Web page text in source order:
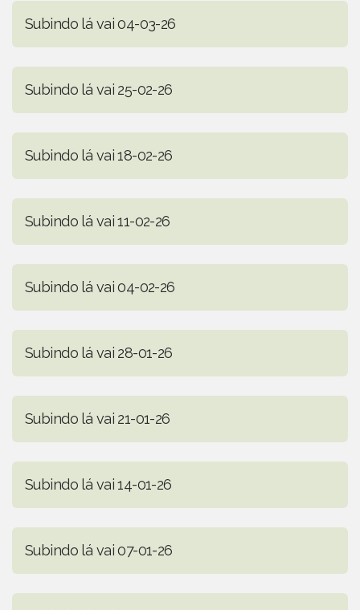
Subindo lá vai 04-03-26
Subindo lá vai 25-02-26
Subindo lá vai 18-02-26
Subindo lá vai 11-02-26
Subindo lá vai 04-02-26
Subindo lá vai 28-01-26
Subindo lá vai 21-01-26
Subindo lá vai 14-01-26
Subindo lá vai 07-01-26